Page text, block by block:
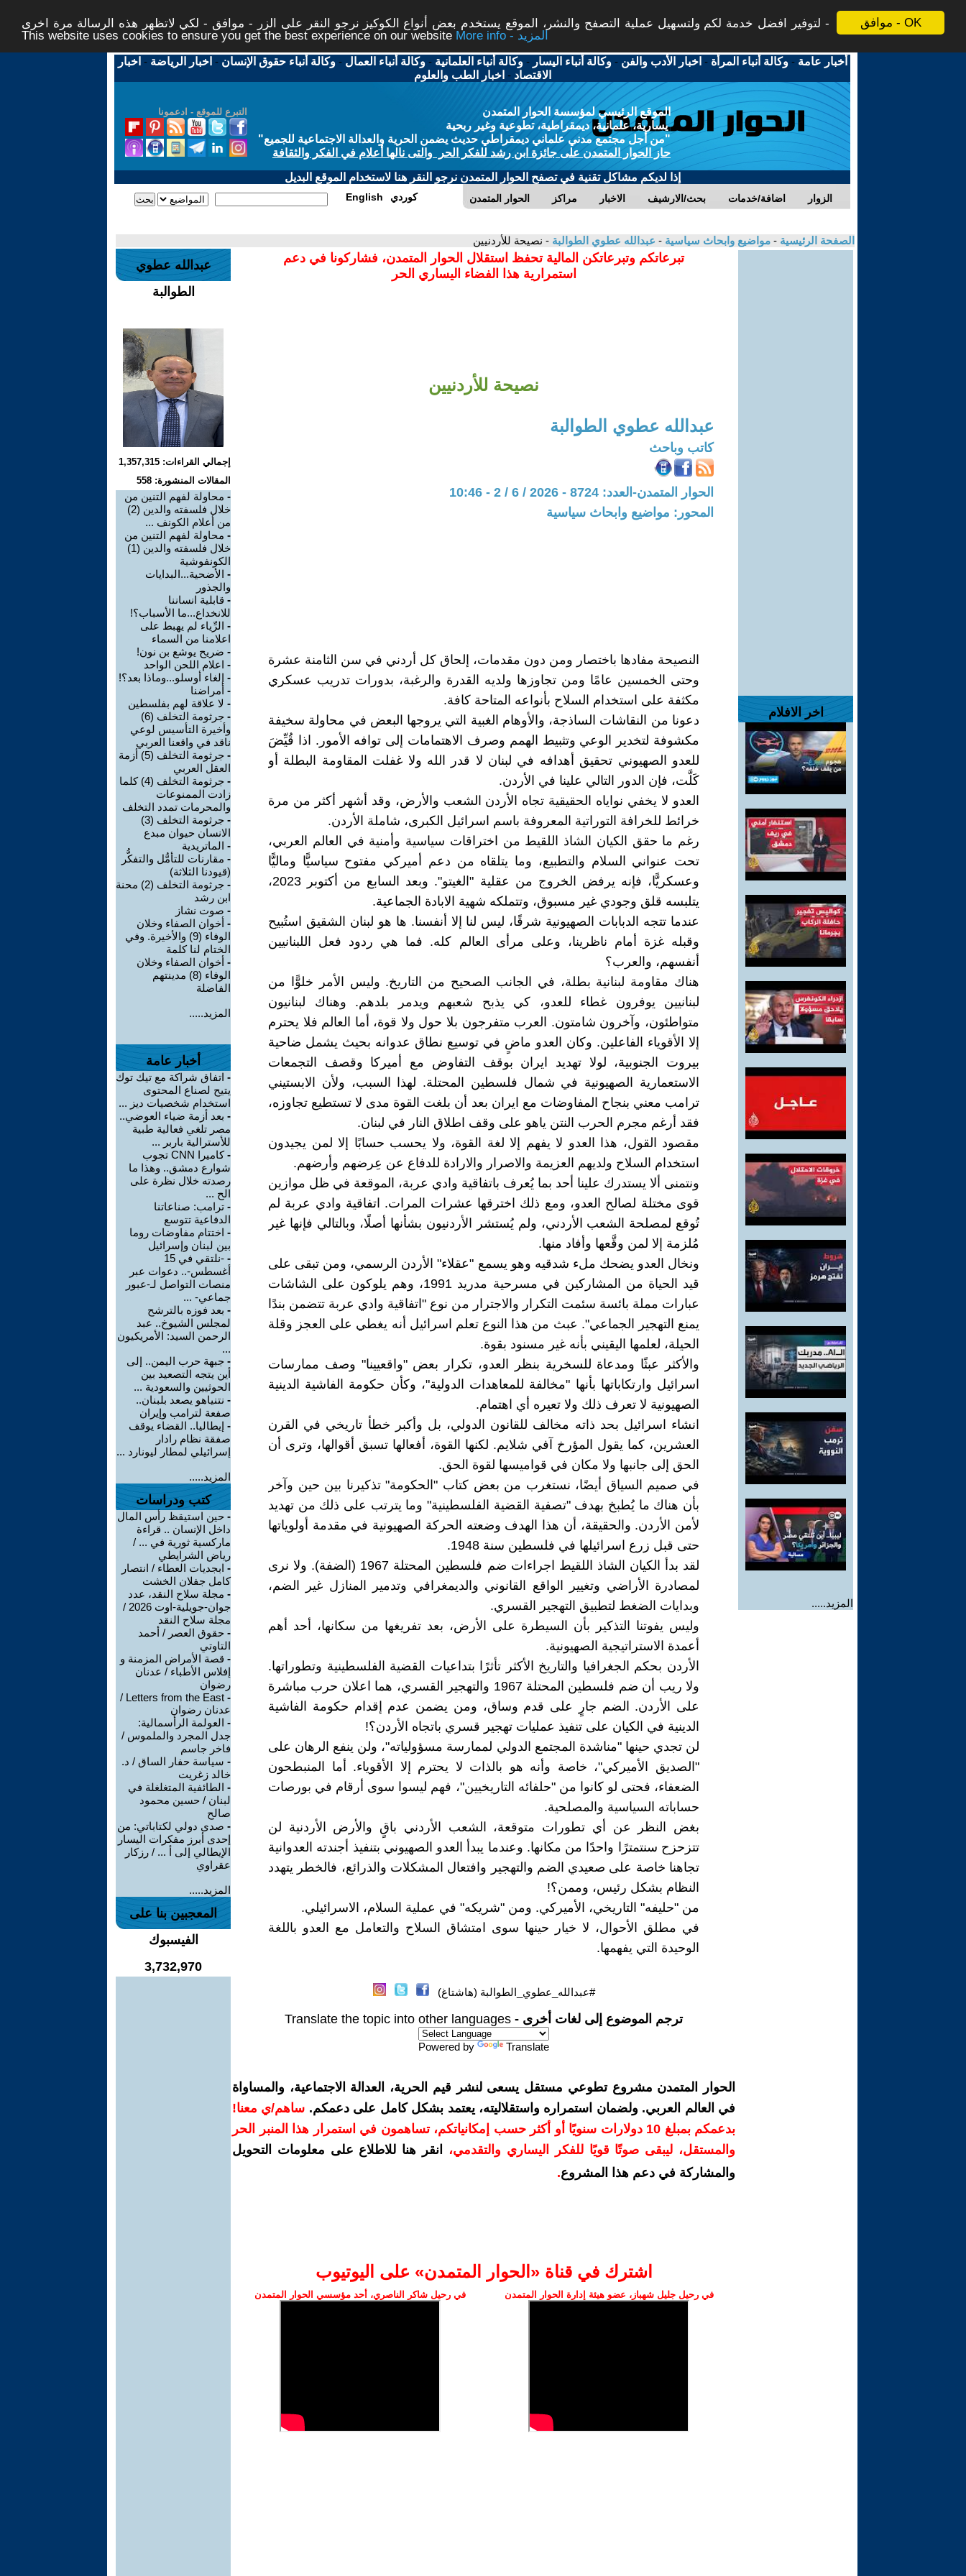
موافق - OK
لتوفير افضل خدمة لكم ولتسهيل عملية التصفح والنشر، الموقع يستخدم بعض أنواع الكوكيز نرجو النقر على الزر - موافق - لكي لاتظهر هذه الرسالة مرة اخرى -
This website uses cookies to ensure you get the best experience on our website
More info - المزيد
أخبار عامة -وكالة أنباء المرأة - اخبار الأدب والفن -وكالة أنباء اليسار -وكالة أنباء العلمانية -وكالة أنباء العمال -وكالة أنباء حقوق الإنسان - اخبار الرياضة - اخبار
الاقتصاد - اخبار الطب والعلوم
التبرع للموقع - ادعمونا
الموقع الرئيسي لمؤسسة الحوار المتمدن
يسارية، علمانية، ديمقراطية، تطوعية وغير ربحية
"من أجل مجتمع مدني علماني ديمقراطي حديث يضمن الحرية والعدالة الاجتماعية للجميع"
حاز الحوار المتمدن على جائزة ابن رشد للفكر الحر والتى نالها أعلام في الفكر والثقافة
إذا لديكم مشاكل تقنية في تصفح الحوار المتمدن نرجو النقر هنا لاستخدام الموقع البديل
الحوار المتمدن مراكز الاخبار بحث/الارشيف اضافة/خدمات الزوار English كوردي
الصفحة الرئيسية - مواضيع وابحاث سياسية - عبدالله عطوي الطوالبة - نصيحة للأردنيين
اخر الافلام
المزيد.....
تبرعاتكم وتبرعاتكن المالية تحفظ استقلال الحوار المتمدن، فشاركونا في دعم
استمرارية هذا الفضاء اليساري الحر
نصيحة للأردنيين
عبدالله عطوي الطوالبة
كاتب وباحث
الحوار المتمدن-العدد: 8724 - 2026 / 6 / 2 - 10:46
المحور: مواضيع وابحاث سياسية
النصيحة مفادها باختصار ومن دون مقدمات، إلحاق كل أردني في سن الثامنة عشرة
وحتى الخمسين عامًا ومن تجاوزها ولديه القدرة والرغبة، بدورات تدريب عسكري
مكثفة على استخدام السلاح بأنواعه المتاحة كافة.
دعونا من النقاشات الساذجة، والأوهام الغبية التي يروجها البعض في محاولة سخيفة
مكشوفة لتخدير الوعي وتثبيط الهمم وصرف الاهتمامات إلى توافه الأمور. اذا قُيِّضَ
للعدو الصهيوني تحقيق أهدافه في لبنان لا قدر الله ولا غفلت المقاومة البطلة أو
كَلَّت، فإن الدور التالي علينا في الأردن.
العدو لا يخفي نواياه الحقيقية تجاه الأردن الشعب والأرض، وقد أشهر أكثر من مرة
خرائط للخرافة التوراتية المعروفة باسم اسرائيل الكبرى، شاملة الأردن.
رغم ما حقق الكيان الشاذ اللقيط من اختراقات سياسية وأمنية في العالم العربي،
تحت عنواني السلام والتطبيع، وما يتلقاه من دعم أميركي مفتوح سياسيًّا وماليًّا
وعسكريًّا، فإنه يرفض الخروج من عقلية "الغيتو". وبعد السابع من أكتوبر 2023،
يتلبسه قلق وجودي غير مسبوق، وتتملكه شهية الابادة الجماعية.
عندما تتجه الدبابات الصهيونية شرقًا، ليس لنا إلا أنفسنا. ها هو لبنان الشقيق استُبيح
وقبله غزة أمام ناظرينا، وعلى مرأى العالم كله. فما هي ردود فعل اللبنانيين
أنفسهم، والعرب؟
هناك مقاومة لبنانية بطلة، في الجانب الصحيح من التاريخ. وليس الأمر خلوًّا من
لبنانيين يوفرون غطاء للعدو، كي يذبح شعبهم ويدمر بلدهم. وهناك لبنانيون
متواطئون، وآخرون شامتون. العرب متفرجون بلا حول ولا قوة، أما العالم فلا يحترم
إلا الأقوياء الفاعلين. وكان العدو ماضٍ في توسيع نطاق عدوانه بحيث يشمل ضاحية
بيروت الجنوبية، لولا تهديد ايران بوقف التفاوض مع أميركا وقصف التجمعات
الاستعمارية الصهيونية في شمال فلسطين المحتلة. لهذا السبب، ولأن الابستيني
ترامب معني بنجاح المفاوضات مع ايران بعد أن بلغت القوة مدى لا تستطيع تجاوزه،
فقد أرغم مجرم الحرب النتن ياهو على وقف اطلاق النار في لبنان.
مقصود القول، هذا العدو لا يفهم إلا لغة القوة، ولا يحسب حسابًا إلا لمن يجيدون
استخدام السلاح ولديهم العزيمة والاصرار والارادة للدفاع عن عِرضهم وأرضهم.
ونتمنى ألا يستدرك علينا أحد بما يُعرف باتفاقية وادي عربة، الموقعة في ظل موازين
قوى مختلة لصالح العدو، ومع ذلك اخترقها عشرات المرات. اتفاقية وادي عربة لم
تُوقع لمصلحة الشعب الأردني، ولم يُستشر الأردنيون بشأنها أصلًا، وبالتالي فإنها غير
مُلزمة إلا لمن وقَّعها وأفاد منها.
ونخال العدو يضحك ملء شدقيه وهو يسمع "عقلاء" الأردن الرسمي، ومن تبقى على
قيد الحياة من المشاركين في مسرحية مدريد 1991، وهم يلوكون على الشاشات
عبارات مملة بائسة سئمت التكرار والاجترار من نوع "اتفاقية وادي عربة تتضمن بندًا
يمنع التهجير الجماعي". عبث من هذا النوع تعلم اسرائيل أنه يغطي على العجز وقلة
الحيلة، لعلمها اليقيني بأنه غير مسنود بقوة.
والأكثر عبثًا ومدعاة للسخرية بنظر العدو، تكرار بعض "واقعيينا" وصف ممارسات
اسرائيل وارتكاباتها بأنها "مخالفة للمعاهدات الدولية"، وكأن حكومة الفاشية الدينية
الصهيونية لا تعرف ذلك ولا تعيره أي اهتمام.
انشاء اسرائيل بحد ذاته مخالف للقانون الدولي، بل وأكبر خطأ تاريخي في القرن
العشرين، كما يقول المؤرخ آفي شلايم. لكنها القوة، أفعالها تسبق أقوالها، وترى أن
الحق إلى جانبها ولا مكان في قواميسها لقوة الحق.
في صميم السياق أيضًا، نستغرب من بعض كتاب "الحكومة" تذكيرنا بين حين وآخر
بأن هناك ما يُطبخ بهدف "تصفية القضية الفلسطينية" وما يترتب على ذلك من تهديد
لأمن الأردن. والحقيقة، أن هذا الهدف وضعته الحركة الصهيونية في مقدمة أولوياتها
حتى قبل زرع اسرائيلها في فلسطين سنة 1948.
لقد بدأ الكيان الشاذ اللقيط اجراءات ضم فلسطين المحتلة 1967 (الضفة). ولا نرى
لمصادرة الأراضي وتغيير الواقع القانوني والديمغرافي وتدمير المنازل غير الضم،
وبدايات الضغط لتطبيق التهجير القسري.
وليس يفوتنا التذكير بأن السيطرة على الأرض، بعد تفريغها من سكانها، أحد أهم
أعمدة الاستراتيجية الصهيونية.
الأردن بحكم الجغرافيا والتاريخ الأكثر تأثرًا بتداعيات القضية الفلسطينية وتطوراتها.
ولا ريب أن ضم فلسطين المحتلة 1967 والتهجير القسري، هما اعلان حرب مباشرة
على الأردن. الضم جارٍ على قدم وساق، ومن يضمن عدم إقدام حكومة الفاشية
الدينية في الكيان على تنفيذ عمليات تهجير قسري باتجاه الأردن؟!
لن تجدي حينها "مناشدة المجتمع الدولي لممارسة مسؤولياته"، ولن ينفع الرهان على
"الصديق الأميركي"، خاصة وأنه هو بالذات لا يحترم إلا الأقوياء. أما المنبطحون
الضعفاء، فحتى لو كانوا من "حلفائه التاريخيين"، فهم ليسوا سوى أرقام في بورصات
حساباته السياسية والمصلحية.
بغض النظر عن أي تطورات متوقعة، الشعب الأردني باقٍ والأرض الأردنية لن
تتزحزح سنتمترًا واحدًا من مكانها. وعندما يبدأ العدو الصهيوني بتنفيذ أجندته العدوانية
تجاهنا خاصة على صعيدي الضم والتهجير وافتعال المشكلات والذرائع، فالخطر يتهدد
النظام بشكل رئيس، وممن؟!
من "حليفه" التاريخي، الأميركي. ومن "شريكه" في عملية السلام، الاسرائيلي.
في مطلق الأحوال، لا خيار حينها سوى امتشاق السلاح والتعامل مع العدو باللغة
الوحيدة التي يفهمها.
#عبدالله_عطوي_الطوالبة (هاشتاغ)
ترجم الموضوع إلى لغات أخرى - Translate the topic into other languages
Powered by Translate
الحوار المتمدن مشروع تطوعي مستقل يسعى لنشر قيم الحرية، العدالة الاجتماعية، والمساواة
في العالم العربي. ولضمان استمراره واستقلاليته، يعتمد بشكل كامل على دعمكم. ساهم/ي معنا!
بدعمكم بمبلغ 10 دولارات سنويًا أو أكثر حسب إمكانياتكم، تساهمون في استمرار هذا المنبر الحر
والمستقل، ليبقى صوتًا قويًا للفكر اليساري والتقدمي،
انقر هنا للاطلاع على معلومات التحويل
والمشاركة في دعم هذا المشروع.
اشترك في قناة ‫«الحوار المتمدن» على اليوتيوب
في رحيل جليل شهباز، عضو هيئة إدارة الحوار المتمدن في رحيل شاكر الناصري، أحد مؤسسي الحوار المتمدن
عبدالله عطوي
الطوالبة
إجمالي القراءات: 1,357,315
المقالات المنشورة: 558
- محاولة لفهم التنين من
خلال فلسفته والدين (2)
من أعلام الكونف ...
- محاولة لفهم التنين من
خلال فلسفته والدين (1)
الكونفوشية
- الأضحية...البدايات
والجذور
- قابلية انساننا
للانخداع...ما الأسباب؟!
- الرِّياء لم يهبط على
اعلامنا من السماء
- ضريح يوشع بن نون!
- اعلام اللحن الواحد
- إلغاء أوسلو...وماذا بعد؟!
- أمراضنا
- لا علاقة لهم بفلسطين
-
جرثومة التخلف (6)
وأخيرة التأسيس لوعي
ناقد في واقعنا العربي
-
جرثومة التخلف (5) أزمة
العقل العربي
-
جرثومة التخلف (4) كلما
زادت الممنوعات
والمحرمات تمدد التخلف
-
جرثومة التخلف (3)
الانسان حيوان مبدع
- الماتريدية
- مقارنات للتأمُّل والتفكُّر
(قيودنا الثلاثة)
-
جرثومة التخلف (2) محنة
ابن رشد
- صوت نشاز
- أخوان الصفاء وخلان
الوفاء (9) والأخيرة. وفي
الختام لنا كلمة
- أخوان الصفاء وخلان
الوفاء (8) مدينتهم
الفاضلة
المزيد.....
أخبار عامة
- اتفاق شراكة مع تيك توك
يتيح لصناع المحتوى
استخدام شخصيات ديز ...
- بعد أزمة ضياء العوضي..
مصر تلغي فعالية طبية
للأسترالية باربر ...
-
كاميرا CNN تجوب
شوارع دمشق.. وهذا ما
رصدته خلال نظرة على
الح ...
- ترامب: صناعاتنا
الدفاعية تتوسع
- اختتام مفاوضات روما
بين لبنان وإسرائيل
-
-نلتقي في 15
أغسطس-.. دعوات عبر
منصات التواصل لـ-عبور
جماعي- ...
- بعد فوزه بالترشح
لمجلس الشيوخ.. عبد
الرحمن السيد: الأمريكيون
...
- جبهة حرب اليمن.. إلى
أين يتجه التصعيد بين
الحوثيين والسعودية ...
- نتنياهو يصعد بلبنان..
صفعة لترامب وإيران
- إيطاليا.. القضاء يوقف
صفقة نظام رادار
إسرائيلي لمطار ليونارد ...
المزيد.....
كتب ودراسات
- حين استيقظ رأس المال
داخل الإنسان .. قراءة
ماركسية ثورية في ... /
رياض الشرايطي
- ابجديات العطاء / انتصار
كامل جفلان الخشت
- مجلة سلاح النقد، عدد
جوان-جويلية-اوت 2026 /
مجلة سلاح النقد
- حقوق العصر / أحمد
التاوتي
- قصة الأمراض المزمنة و
إفلاس الأطباء / عدنان
رضوان
-
Letters from the East /
عدنان رضوان
- العولمة الرأسمالية:
جدل المجرد والملموس /
فاخر جاسم
- سياسة حفار الساق / د.
خالد زغريت
- الطائفية المتغلغلة في
لبنان / حسين محمود
صالح
- صدى دولي لكتاباتي: من
إحدى أبرز مفكرات اليسار
الإيطالي إلى أ ... / رزكار
عقراوي
المزيد.....
المعجبين بنا على
الفيسبوك
3,732,970